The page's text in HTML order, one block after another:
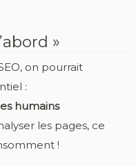
»
on pourrait
:
humains
les pages, ce
!